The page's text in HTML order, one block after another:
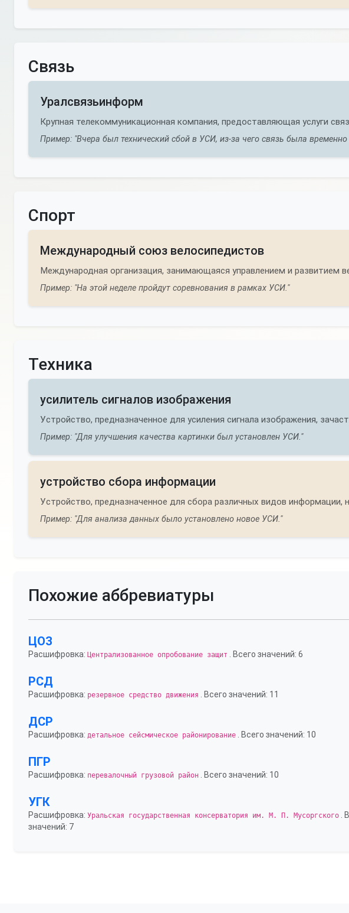
Связь
Уралсвязьинформ
Крупная телекоммуникационная компания, предоставляющая услуги
Пример: "Вчера был технический сбой в УСИ, из-за чего связь была временно
Спорт
Международный союз велосипедистов
Международная организация, занимающаяся управлением и развитием
Пример: "На этой неделе пройдут соревнования в рамках УСИ."
Техника
усилитель сигналов изображения
Устройство, предназначенное для усиления сигнала изображения,
Пример: "Для улучшения качества картинки был установлен УСИ."
устройство сбора информации
Устройство, предназначенное для сбора различных видов информации,
Пример: "Для анализа данных было установлено новое УСИ."
Похожие аббревиатуры
ЦОЗ
Расшифровка: Централизованное опробование защит . Всего значений: 6
РСД
Расшифровка: резервное средство движения . Всего значений: 11
ДСР
Расшифровка: детальное сейсмическое районирование . Всего значений: 10
ПГР
Расшифровка: перевалочный грузовой район . Всего значений: 10
УГК
Расшифровка: Уральская государственная консерватория им. М. П. Мусоргского .
значений: 7